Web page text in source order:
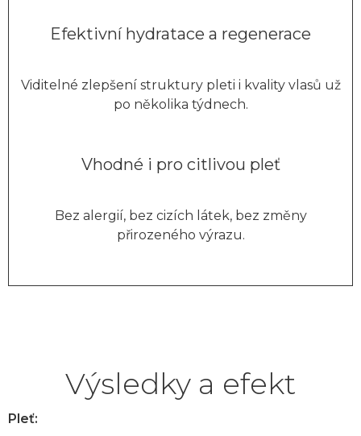
Efektivní hydratace a regenerace
Viditelné zlepšení struktury pleti i kvality vlasů už
po několika týdnech.
Vhodné i pro citlivou pleť
Bez alergií, bez cizích látek, bez změny
přirozeného výrazu.
Výsledky a efekt
Pleť: